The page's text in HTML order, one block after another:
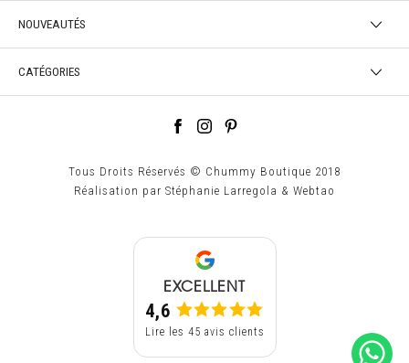
NOUVEAUTÉS
CATÉGORIES
Tous Droits Réservés © Chummy Boutique 2018
Réalisation par Stéphanie Larregola & Webtao
EXCELLENT
4,6
Lire les 45 avis clients